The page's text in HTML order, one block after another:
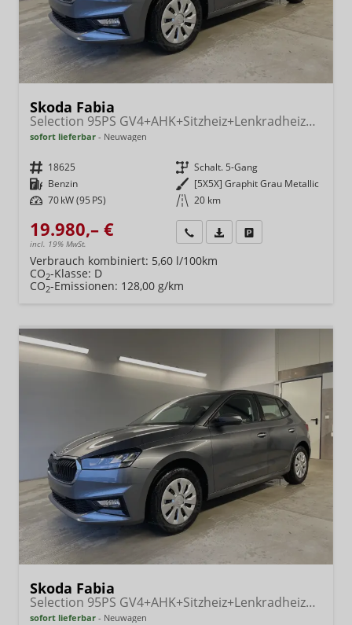
Skoda Fabia
Selection 95PS GV4+AHK+Sitzheiz+Lenkradheiz+Climatronic+Tempomat+PDC
sofort lieferbar Neuwagen
Fahrzeugnr. 18625 Getriebe Schalt. 5-Gang
Kraftstoff Benzin Außenfarbe [5X5X] Graphit Grau Metallic
Leistung 70 kW (95 PS) Kilometerstand 20 km
19.980,– €
incl. 19% MwSt.
Wir rufen Sie anFahrzeugexposé (PDF)
Verbrauch kombiniert: 5,60 l/100km
CO2-Klasse: D
CO2-Emissionen: 128,00 g/km
Skoda Fabia
Selection 95PS GV4+AHK+Sitzheiz+Lenkradheiz+Climatronic+Tempomat+PDC
sofort lieferbar Neuwagen